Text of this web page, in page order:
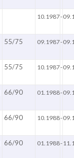
10.1987-
55/75 09.1987-
55/75 10.1987-
66/90 01.1988-
66/90 10.1988-
66/90 01.1988-